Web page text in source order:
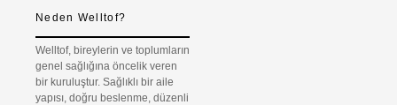
Neden Welltof?
Welltof, bireylerin ve toplumların
genel sağlığına öncelik veren
bir kuruluştur. Sağlıklı bir aile
yapısı, doğru beslenme, düzenli